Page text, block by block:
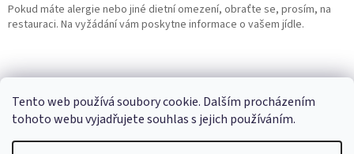
Tento web používá soubory cookie. Dalším procházením
tohoto webu vyjadřujete souhlas s jejich používáním.
Pokud máte alergie nebo jiné dietní omezení, obraťte se, prosím, na
restauraci. Na vyžádání vám poskytne informace o vašem jídle.